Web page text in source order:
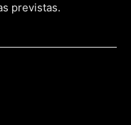
previstas.